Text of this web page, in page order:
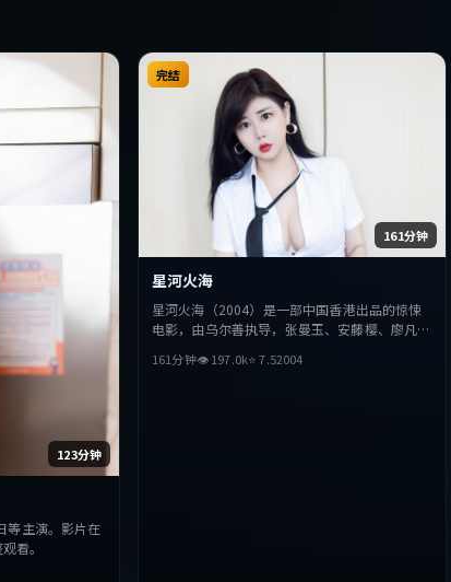
123分钟
等主演。影片在
看。
161分钟
完结
星河火海
星河火海（2004）是一部中国香港出品的惊悚
电影，由乌尔善执导，张曼玉、安藤樱、廖凡等
与抉择，节奏张弛有度，适合喜欢该类型的观众
161分钟👁197.0k⭐7.52004